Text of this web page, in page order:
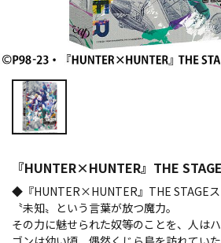
『HUNTER×HUNTER』THE
◆『HUNTER×HUNTER』THE STAGE
〝未知〟という言葉が放つ魔力。
その力に魅せられた奴等のことを、人